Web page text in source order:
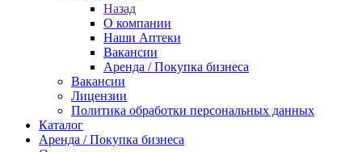
Назад
О компании
Наши Аптеки
Вакансии
Аренда / Покупка бизнеса
Вакансии
Лицензии
Политика обработки персональных данных
Каталог
Аренда / Покупка бизнеса